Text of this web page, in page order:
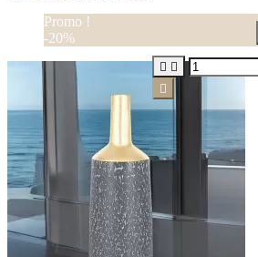
Promo !
-20%
 
